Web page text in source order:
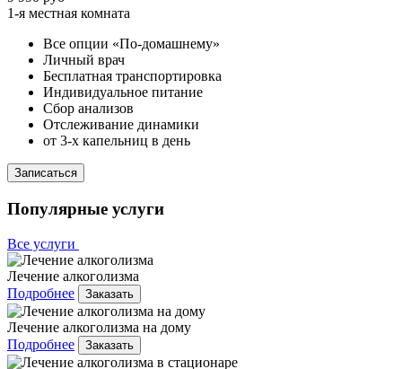
1-я местная комната
Все опции «По-домашнему»
Личный врач
Бесплатная транспортировка
Индивидуальное питание
Сбор анализов
Отслеживание динамики
от 3-х капельниц в день
Записаться
Популярные услуги
Все услуги
Лечение алкоголизма
Подробнее
Заказать
Лечение алкоголизма на дому
Подробнее
Заказать